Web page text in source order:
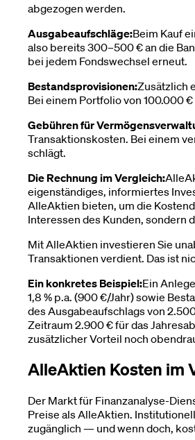
abgezogen werden.
Ausgabeaufschläge:Beim Kauf
also bereits 300–500 € an die
bei jedem Fondswechsel erneut.
Bestandsprovisionen:Zusätzlich
Bei einem Portfolio von 100.000
Gebühren für
Transaktionskosten. Bei einem
schlägt.
Die Rechnung im Vergleich:
eigenständiges, informiertes
AlleAktien bieten, um die
Interessen des Kunden, sondern
Mit AlleAktien investieren Sie
Transaktionen verdient. Das ist
Ein konkretes Beispiel:Ein
1,8 % p.a. (900 €/Jahr) sowie
des Ausgabeaufschlags von
Zeitraum 2.900 € für das
zusätzlicher Vorteil noch
AlleAktien Kosten im
Der Markt für Finanzanalyse-
Preise als AlleAktien.
zugänglich — und wenn doch,